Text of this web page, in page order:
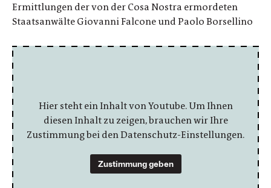
Ermittlungen der von der Cosa Nostra ermordeten
Staatsanwälte Giovanni Falcone und Paolo Borsellino
Hier steht ein Inhalt von Youtube. Um Ihnen
diesen Inhalt zu zeigen, brauchen wir Ihre
Zustimmung bei den Datenschutz-Einstellungen.
Zustimmung geben